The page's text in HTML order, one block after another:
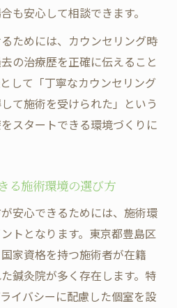
も安心して相談できます。
ためには、カウンセリング時
の治療歴を正確に伝えること
して「丁寧なカウンセリング
て施術を受けられた」という
スタートできる環境づくりに
る施術環境の選び方
安心できるためには、施術環
トとなります。東京都豊島区
家資格を持つ施術者が在籍
鍼灸院が多く存在します。特
イバシーに配慮した個室を設